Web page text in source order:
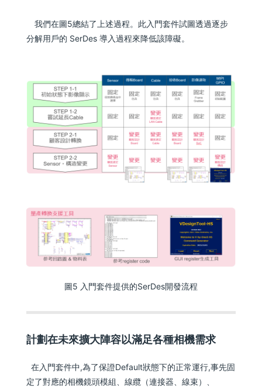
我們在圖5總結了上述過程。此入門套件試圖透過逐步
分解用戶的 SerDes 導入過程來降低該障礙。
圖5 入門套件提供的SerDes開發流程
計劃在未來擴大陣容以滿足各種相機需求
在入門套件中,為了保證Default狀態下的正常運行,事先固
定了對應的相機鏡頭模組、線纜（連接器、線束）、